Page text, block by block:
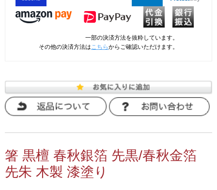
一部の決済方法を抜粋しています。
その他の決済方法はこちらからご確認いただけます。
箸 黒檀 春秋銀箔 先黒/春秋金箔
先朱 木製 漆塗り